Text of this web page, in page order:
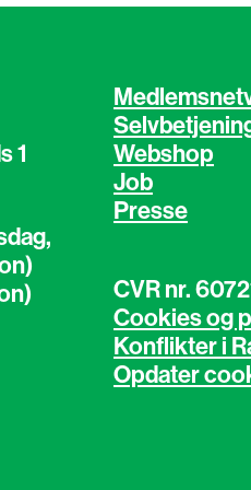
1
Webshop
Job
Presse
CVR nr.
Cookies og
Konflikter i
Opdater